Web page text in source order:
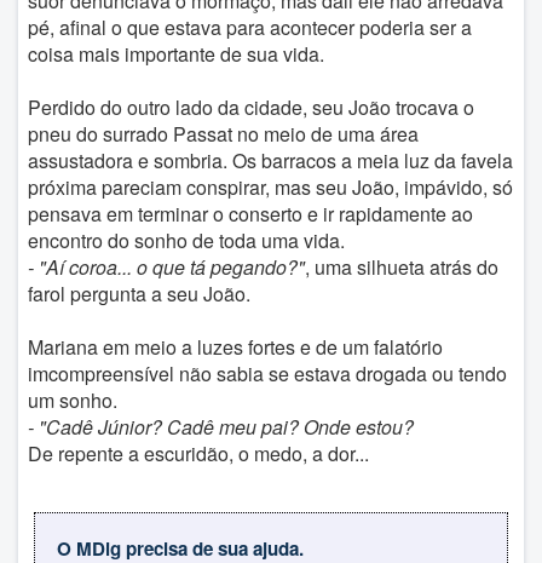
pé, afinal o que estava para acontecer poderia ser a
coisa mais importante de sua vida.
Perdido do outro lado da cidade, seu João trocava o
pneu do surrado Passat no meio de uma área
assustadora e sombria. Os barracos a meia luz da favela
próxima pareciam conspirar, mas seu João, impávido, só
pensava em terminar o conserto e ir rapidamente ao
encontro do sonho de toda uma vida.
- "Aí coroa... o que tá pegando?", uma silhueta atrás do
farol pergunta a seu João.
Mariana em meio a luzes fortes e de um falatório
imcompreensível não sabia se estava drogada ou tendo
um sonho.
- "Cadê Júnior? Cadê meu pai? Onde estou?
De repente a escuridão, o medo, a dor...
O MDig precisa de sua ajuda.